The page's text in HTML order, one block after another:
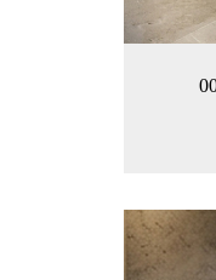
کد 006